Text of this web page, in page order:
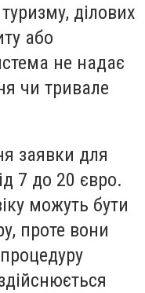
ділових
або
не надає
чи тривале
заявки для
7 до 20 євро.
можуть бути
проте вони